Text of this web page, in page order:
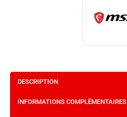
DESCRIPTION
INFORMATIONS COMPLÉMENTAIRES